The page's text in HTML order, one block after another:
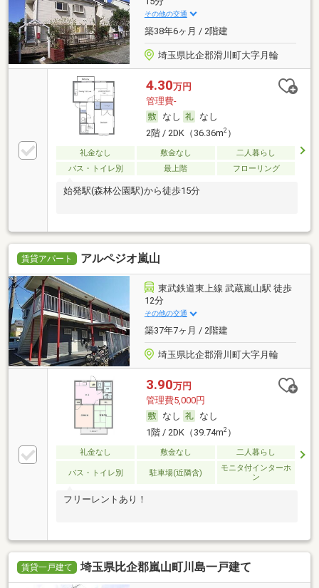
その他の交通
築38年6ヶ月 / 2階建
埼玉県比企郡滑川町大字月輪
4.30万円
管理費-
なし
なし
2階 / 2DK（36.36m2）
礼金なし 敷金なし
二人暮らし
バス・トイレ別
最上階 フローリング
始発駅(森林公園駅)から徒歩15分
賃貸アパート アルペジオ嵐山
東武鉄道東上線 武蔵嵐山駅 徒歩
12分
その他の交通
築37年7ヶ月 / 2階建
埼玉県比企郡滑川町大字月輪
3.90万円
管理費5,000円
なし
なし
1階 / 2DK（39.74m2）
礼金なし 敷金なし 二人暮らし
バス・トイレ別 駐車場(近隣含)
モニタ付インターホ
ン
フリーレントあり！
賃貸一戸建て 埼玉県比企郡嵐山町川島一戸建て